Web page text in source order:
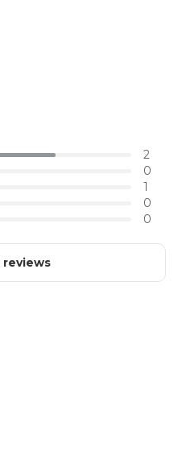
2
0
1
0
0
reviews